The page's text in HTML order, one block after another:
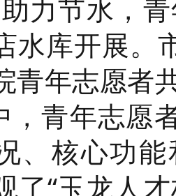
力节水，
水库开展。
青年志愿者
，青年志愿
、核心功
了“玉龙人